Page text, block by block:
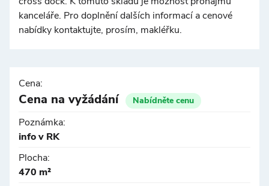
kanceláře. Pro doplnění dalších informací a cenové
nabídky kontaktujte, prosím, makléřku.
Cena:
Cena na vyžádání Nabídněte cenu
Poznámka:
info v RK
Plocha:
470 m²